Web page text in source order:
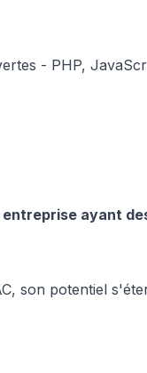
- PHP,
ayant
son potentiel